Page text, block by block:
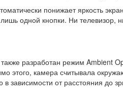
понижает яркость
одной кнопки. Ни
разработан режим Ambient
этого, камера считывала
в зависимости от расстояния до